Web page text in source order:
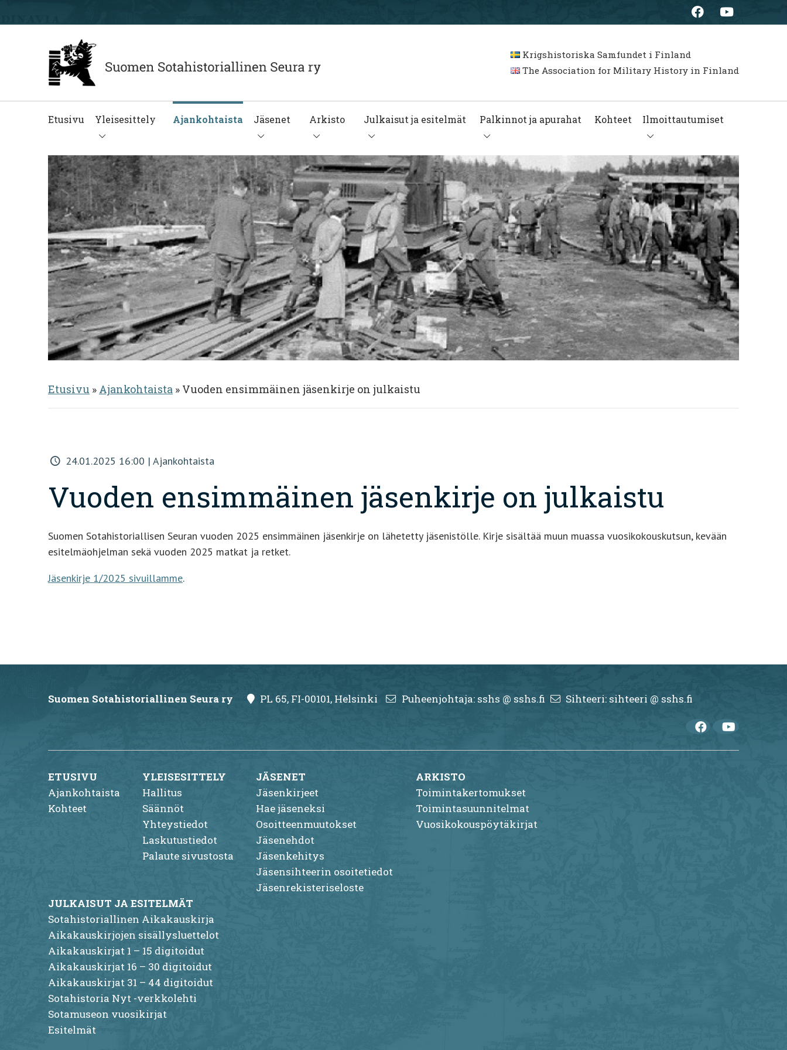
Krigshistoriska Samfundet i Finland
The Association for Military History in Finland
Etusivu Yleisesittely Ajankohtaista Jäsenet Arkisto Julkaisut ja esitelmät Palkinnot ja apurahat Kohteet Ilmoittautumiset
Etusivu » Ajankohtaista » Vuoden ensimmäinen jäsenkirje on julkaistu
24.01.2025 16:00 | Ajankohtaista
Vuoden ensimmäinen jäsenkirje on julkaistu
Suomen Sotahistoriallisen Seuran vuoden 2025 ensimmäinen jäsenkirje on lähetetty jäsenistölle. Kirje sisältää muun muassa vuosikokouskutsun, kevään
esitelmäohjelman sekä vuoden 2025 matkat ja retket.
Jäsenkirje 1/2025 sivuillamme.
Suomen Sotahistoriallinen Seura ry PL 65, FI-00101, Helsinki Puheenjohtaja: sshs @ sshs.fi Sihteeri: sihteeri @ sshs.fi
ETUSIVU
Ajankohtaista
Kohteet
YLEISESITTELY
Hallitus
Säännöt
Yhteystiedot
Laskutustiedot
Palaute sivustosta
JÄSENET
Jäsenkirjeet
Hae jäseneksi
Osoitteenmuutokset
Jäsenehdot
Jäsenkehitys
Jäsensihteerin osoitetiedot
Jäsenrekisteriseloste
ARKISTO
Toimintakertomukset
Toimintasuunnitelmat
Vuosikokouspöytäkirjat
JULKAISUT JA ESITELMÄT
Sotahistoriallinen Aikakauskirja
Aikakauskirjojen sisällysluettelot
Aikakauskirjat 1 – 15 digitoidut
Aikakauskirjat 16 – 30 digitoidut
Aikakauskirjat 31 – 44 digitoidut
Sotahistoria Nyt -verkkolehti
Sotamuseon vuosikirjat
Esitelmät